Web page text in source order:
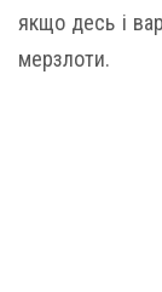
якщо десь і
мерзлоти.